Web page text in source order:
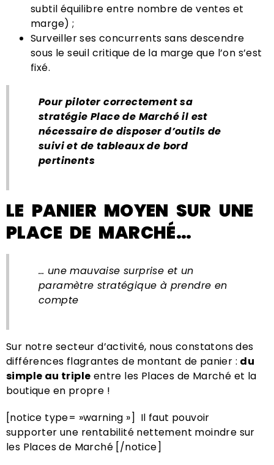
subtil équilibre entre nombre de ventes et
marge) ;
Surveiller ses concurrents sans descendre
sous le seuil critique de la marge que l’on s’est
fixé.
Pour piloter correctement sa
stratégie Place de Marché il est
nécessaire de disposer d’outils de
suivi et de tableaux de bord
pertinents
LE PANIER MOYEN SUR UNE
PLACE DE MARCHÉ…
… une mauvaise surprise et un
paramètre stratégique à prendre en
compte
Sur notre secteur d’activité, nous constatons des
différences flagrantes de montant de panier : du
simple au triple entre les Places de Marché et la
boutique en propre !
[notice type= »warning »] Il faut pouvoir
supporter une rentabilité nettement moindre sur
les Places de Marché [/notice]